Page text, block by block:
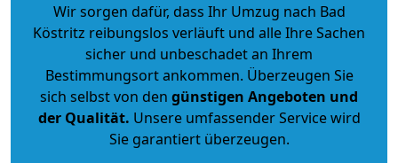
Wir sorgen dafür, dass Ihr Umzug nach Bad
Köstritz reibungslos verläuft und alle Ihre Sachen
sicher und unbeschadet an Ihrem
Bestimmungsort ankommen. Überzeugen Sie
sich selbst von den günstigen Angeboten und
der Qualität. Unsere umfassender Service wird
Sie garantiert überzeugen.